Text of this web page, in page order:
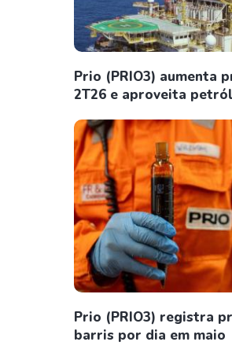
Prio (PRIO3) aumenta
2T26 e aproveita
Prio (PRIO3) registra
barris por dia em maio